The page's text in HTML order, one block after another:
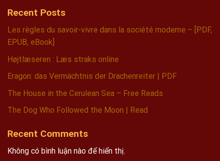
Recent Posts
Les règles du savoir-vivre dans la société moderne – [PDF,
EPUB, eBook]
Højtlæseren : Læs straks online
Eragon: das Vermächtnis der Drachenreiter | PDF
The House in the Cerulean Sea – Free Reads
The Dog Who Followed the Moon | Read
Recent Comments
Không có bình luận nào để hiển thị.